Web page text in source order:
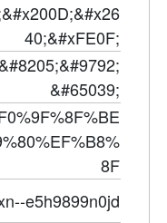
40;&#xFE0F;
&#65039;
8F
e5h9899n0jd